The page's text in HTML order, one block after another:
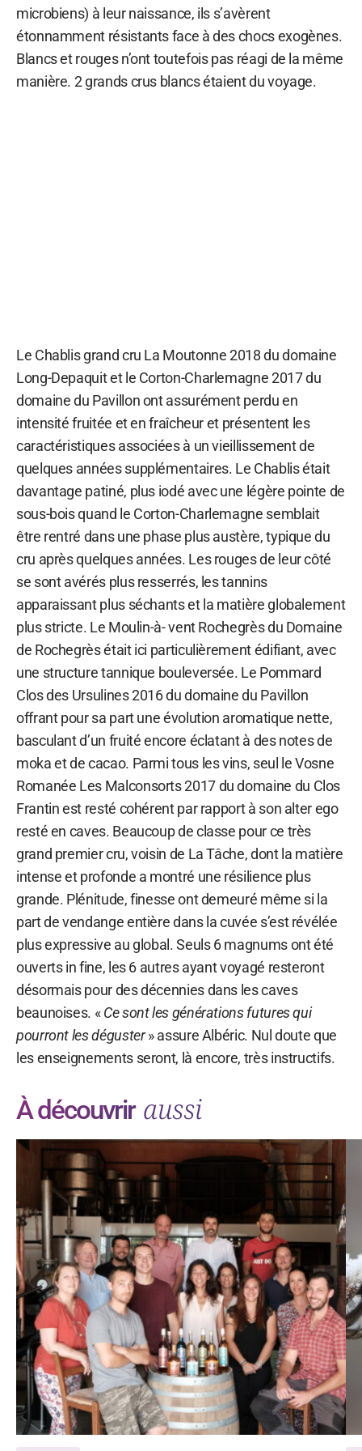
microbiens) à leur naissance, ils s’avèrent
étonnamment résistants face à des chocs exogènes.
Blancs et rouges n’ont toutefois pas réagi de la même
manière. 2 grands crus blancs étaient du voyage.
Le Chablis grand cru La Moutonne 2018 du domaine
Long-Depaquit et le Corton-Charlemagne 2017 du
domaine du Pavillon ont assurément perdu en
intensité fruitée et en fraîcheur et présentent les
caractéristiques associées à un vieillissement de
quelques années supplémentaires. Le Chablis était
davantage patiné, plus iodé avec une légère pointe de
sous-bois quand le Corton-Charlemagne semblait
être rentré dans une phase plus austère, typique du
cru après quelques années. Les rouges de leur côté
se sont avérés plus resserrés, les tannins
apparaissant plus séchants et la matière globalement
plus stricte. Le Moulin-à- vent Rochegrès du Domaine
de Rochegrès était ici particulièrement édifiant, avec
une structure tannique bouleversée. Le Pommard
Clos des Ursulines 2016 du domaine du Pavillon
offrant pour sa part une évolution aromatique nette,
basculant d’un fruité encore éclatant à des notes de
moka et de cacao. Parmi tous les vins, seul le Vosne
Romanée Les Malconsorts 2017 du domaine du Clos
Frantin est resté cohérent par rapport à son alter ego
resté en caves. Beaucoup de classe pour ce très
grand premier cru, voisin de La Tâche, dont la matière
intense et profonde a montré une résilience plus
grande. Plénitude, finesse ont demeuré même si la
part de vendange entière dans la cuvée s’est révélée
plus expressive au global. Seuls 6 magnums ont été
ouverts in fine, les 6 autres ayant voyagé resteront
désormais pour des décennies dans les caves
beaunoises. «Ce sont les générations futures qui
pourront les déguster» assure Albéric. Nul doute que
les enseignements seront, là encore, très instructifs.
À découvrir aussi